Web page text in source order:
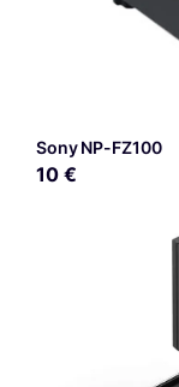
Sony NP-FZ100
10 €